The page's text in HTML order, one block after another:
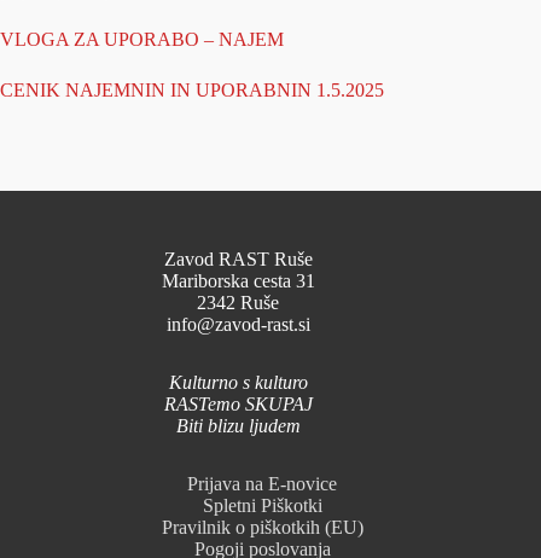
VLOGA ZA UPORABO – NAJEM
CENIK NAJEMNIN IN UPORABNIN 1.5.2025
Zavod RAST Ruše
Mariborska cesta 31
2342 Ruše
info@zavod-rast.si
Kulturno s kulturo
RASTemo SKUPAJ
Biti blizu ljudem
Prijava na E-novice
Spletni Piškotki
Pravilnik o piškotkih (EU)
Pogoji poslovanja